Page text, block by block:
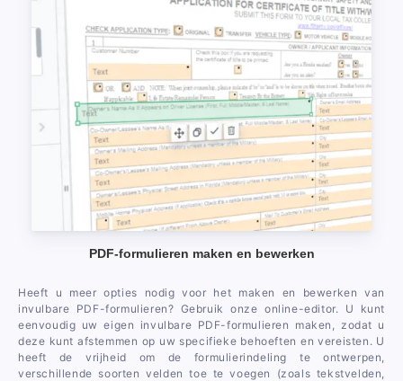
PDF-formulieren maken en bewerken
Heeft u meer opties nodig voor het maken en bewerken van
invulbare PDF-formulieren? Gebruik onze online-editor. U kunt
eenvoudig uw eigen invulbare PDF-formulieren maken, zodat u
deze kunt afstemmen op uw specifieke behoeften en vereisten. U
heeft de vrijheid om de formulierindeling te ontwerpen,
verschillende soorten velden toe te voegen (zoals tekstvelden,